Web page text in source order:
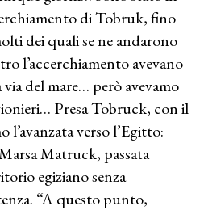
di Tobruk, fino
dei quali se ne andarono
l’accerchiamento avevano
del mare… però avevamo
Presa Tobruck, con il
verso l’Egitto:
Matruck, passata
egiziano senza
“A questo punto,